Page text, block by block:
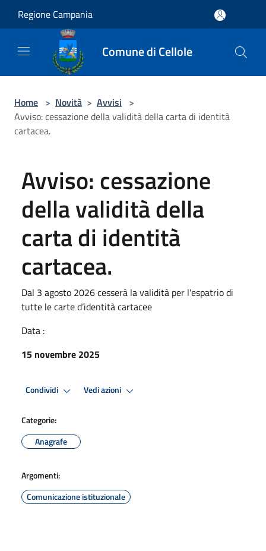
Regione Campania
Comune di Cellole
Home > Novità > Avvisi >
Avviso: cessazione della validità della carta di identità
cartacea.
Avviso: cessazione
della validità della
carta di identità
cartacea.
Dal 3 agosto 2026 cesserà la validità per l'espatrio di
tutte le carte d’identità cartacee
Data :
15 novembre 2025
Condividi Vedi azioni
Categorie:
Anagrafe
Argomenti:
Comunicazione istituzionale